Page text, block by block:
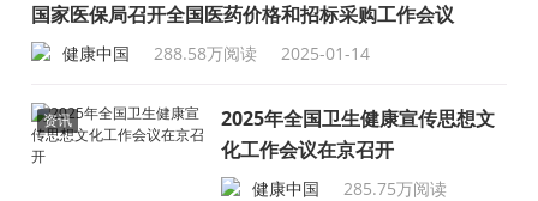
国家医保局召开全国医药价格和招标采购工作会议
健康中国 288.58万阅读 2025-01-14
资讯
2025年全国卫生健康宣传思想文
化工作会议在京召开
健康中国
285.75万阅读